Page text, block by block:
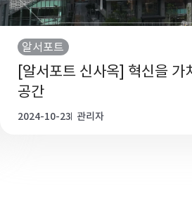
알서포트
[알서포트 신사옥] 혁신을 가
공간
2024-10-23 관리자